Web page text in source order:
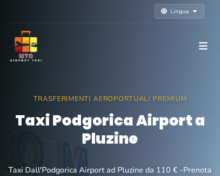
Lingua
TRASFERIMENTI AEROPORTUALI PREMIUM
Taxi Podgorica Airport a
Pluzine
Taxi Dall'Podgorica Airport ad Pluzine da 110 € -Prenota